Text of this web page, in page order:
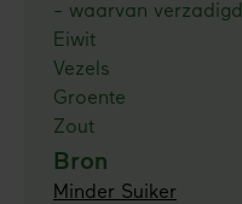
- waarvan verzadigd
Eiwit
Vezels
Groente
Zout
Bron
Minder Suiker